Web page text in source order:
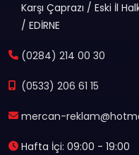
Karşı Çaprazı / Eski İl
/ EDİRNE
(0284) 214 00 30
(0533) 206 61 15
mercan-
Hafta İçi: 09:00 - 19:00